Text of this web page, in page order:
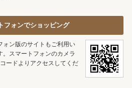
フォンでショッピング
ォン版のサイトもご利用い
。スマートフォンのカメラ
ードよりアクセスしてくだ